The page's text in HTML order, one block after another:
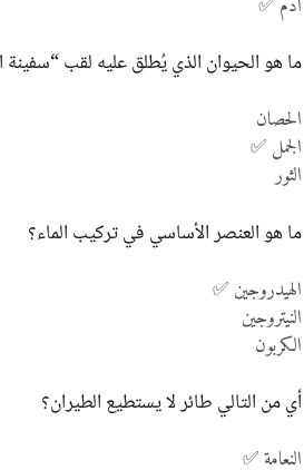
ما هو الحيوان الذي يُطلق عليه لقب
الحصان
الجمل ✅
الثور
ما هو العنصر الأساسي في تركيب الماء؟
الهيدروجين ✅
النيتروجين
الكربون
أي من التالي طائر لا يستطيع الطيران؟
النعامة ✅